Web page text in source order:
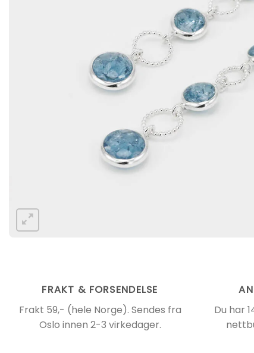
FRAKT & FORSENDELSE
Frakt 59,- (hele Norge). Sendes fra
Oslo innen 2-3 virkedager.
Du har